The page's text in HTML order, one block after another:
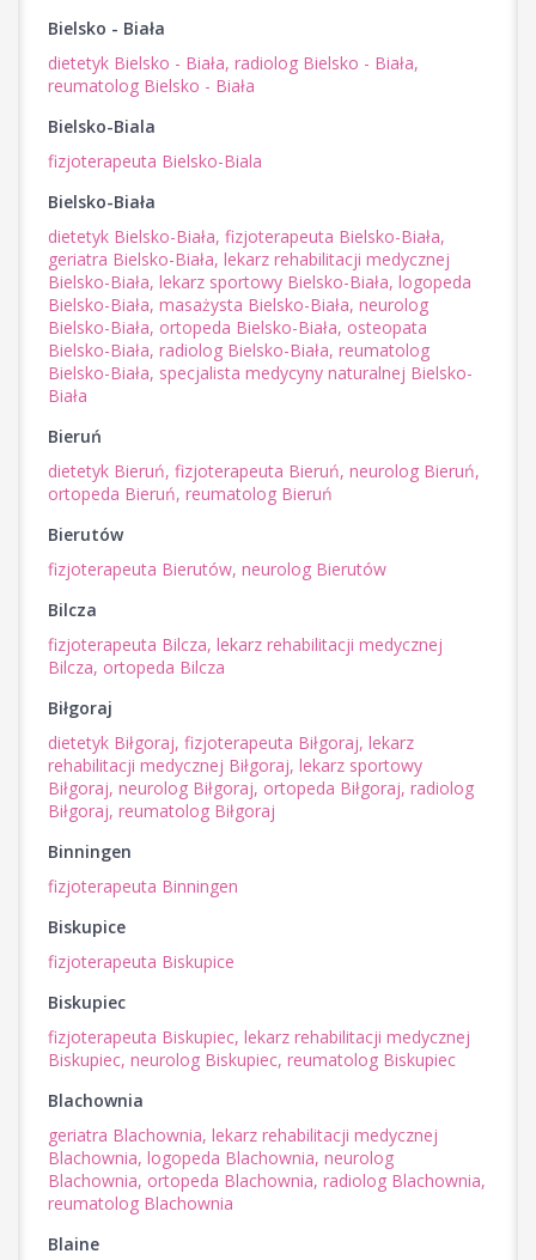
Bielsko - Biała
dietetyk Bielsko - Biała, radiolog Bielsko - Biała,
reumatolog Bielsko - Biała
Bielsko-Biala
fizjoterapeuta Bielsko-Biala
Bielsko-Biała
dietetyk Bielsko-Biała, fizjoterapeuta Bielsko-Biała,
geriatra Bielsko-Biała, lekarz rehabilitacji medycznej
Bielsko-Biała, lekarz sportowy Bielsko-Biała, logopeda
Bielsko-Biała, masażysta Bielsko-Biała, neurolog
Bielsko-Biała, ortopeda Bielsko-Biała, osteopata
Bielsko-Biała, radiolog Bielsko-Biała, reumatolog
Bielsko-Biała, specjalista medycyny naturalnej Bielsko-
Biała
Bieruń
dietetyk Bieruń, fizjoterapeuta Bieruń, neurolog Bieruń,
ortopeda Bieruń, reumatolog Bieruń
Bierutów
fizjoterapeuta Bierutów, neurolog Bierutów
Bilcza
fizjoterapeuta Bilcza, lekarz rehabilitacji medycznej
Bilcza, ortopeda Bilcza
Biłgoraj
dietetyk Biłgoraj, fizjoterapeuta Biłgoraj, lekarz
rehabilitacji medycznej Biłgoraj, lekarz sportowy
Biłgoraj, neurolog Biłgoraj, ortopeda Biłgoraj, radiolog
Biłgoraj, reumatolog Biłgoraj
Binningen
fizjoterapeuta Binningen
Biskupice
fizjoterapeuta Biskupice
Biskupiec
fizjoterapeuta Biskupiec, lekarz rehabilitacji medycznej
Biskupiec, neurolog Biskupiec, reumatolog Biskupiec
Blachownia
geriatra Blachownia, lekarz rehabilitacji medycznej
Blachownia, logopeda Blachownia, neurolog
Blachownia, ortopeda Blachownia, radiolog Blachownia,
reumatolog Blachownia
Blaine